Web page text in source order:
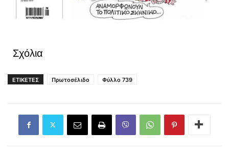
Σχόλια
ΕΤΙΚΕΤΕΣ Πρωτοσέλιδο Φύλλο 739